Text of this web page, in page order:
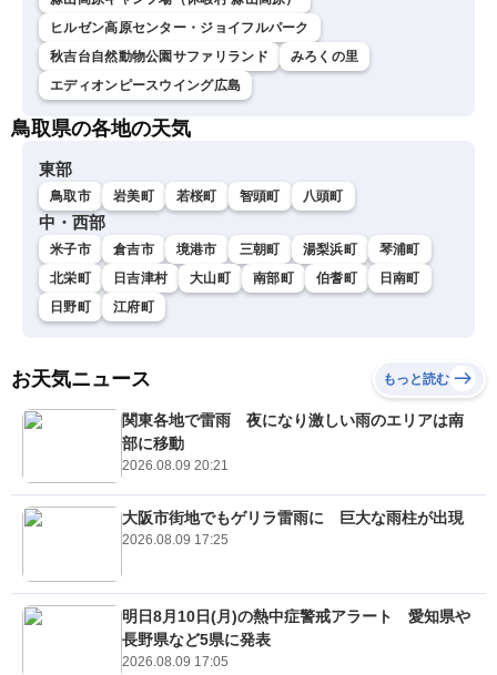
ヒルゼン高原センター・ジョイフルパーク
秋吉台自然動物公園サファリランド
みろくの里
エディオンピースウイング広島
鳥取県の各地の天気
東部
鳥取市 岩美町 若桜町 智頭町 八頭町
中・西部
米子市 倉吉市 境港市 三朝町 湯梨浜町
琴浦町
北栄町
日吉津村 大山町 南部町 伯耆町
日南町
日野町
江府町
お天気ニュース もっと読む
関東各地で雷雨 夜になり激しい雨のエリアは南
部に移動
2026.08.09 20:21
大阪市街地でもゲリラ雷雨に 巨大な雨柱が出現
2026.08.09 17:25
明日8月10日(月)の熱中症警戒アラート 愛知県や
長野県など5県に発表
2026.08.09 17:05